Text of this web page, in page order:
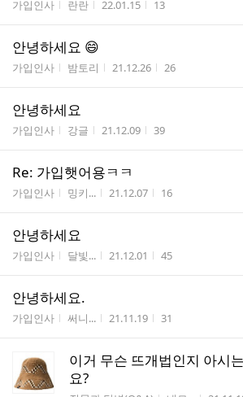
게시판명
가입인사 작성자
란란 작성시간
22.01.15 조회수
13
안녕하세요 😄
게시판명
가입인사 작성자
밤토리 작성시간
21.12.26 조회수
26
안녕하세요
게시판명
가입인사 작성자
강글 작성시간
21.12.09 조회수
39
Re: 가입햇어용ㅋㅋ
게시판명
가입인사 작성자
밍키... 작성시간
21.12.07 조회수
16
안녕하세요
게시판명
가입인사 작성자
달빛... 작성시간
21.12.01 조회수
45
안녕하세요.
게시판명
가입인사 작성자
써니... 작성시간
21.11.19 조회수
31
이거 무슨 뜨개법인지 아시
요?